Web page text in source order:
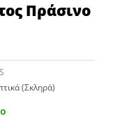
Πράσινο
(Σκληρά)